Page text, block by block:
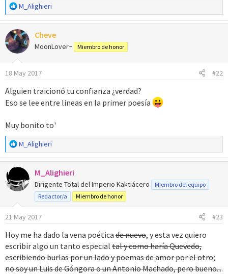
R
e
a
c
c
i
o
n
s
:
M_Alighieri
Cheve
MoonLover~ Miembro de honor
18 May 2017 #22
Alguien traicionó tu confianza ¿verdad?
Eso se lee entre lineas en la primer poesía
Muy bonito to'
R
e
a
c
i
e
M_Alighieri
M_Alighieri
Dirigente Total del Imperio Kaktiácero
Miembro del equipo
Redactor/a
Miembro de honor
21 May 2017 #23
Hoy me ha dado la vena poética de nuevo, y esta vez quiero
escribir algo un tanto especial tal y como haría Quevedo,
escribiendo burlas por un lado y poemas de amor por el otro;
no soy un Luis de Góngora o un Antonio Machado, pero bueno....